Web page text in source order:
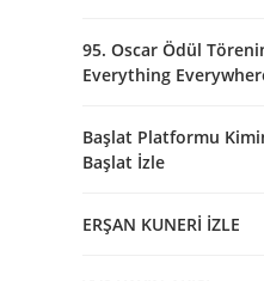
95. Oscar Ödül
Everything
Başlat Platformu
Başlat İzle
ERŞAN KUNERİ İZLE